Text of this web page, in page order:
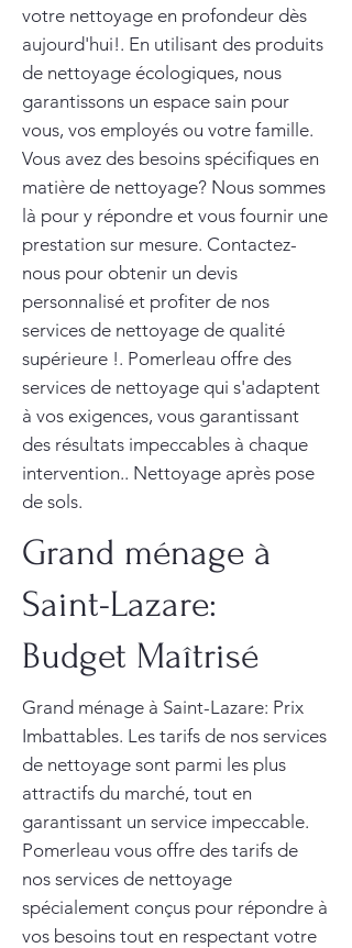
votre nettoyage en profondeur dès
aujourd'hui!. En utilisant des produits
de nettoyage écologiques, nous
garantissons un espace sain pour
vous, vos employés ou votre famille.
Vous avez des besoins spécifiques en
matière de nettoyage? Nous sommes
là pour y répondre et vous fournir une
prestation sur mesure. Contactez-
nous pour obtenir un devis
personnalisé et profiter de nos
services de nettoyage de qualité
supérieure !. Pomerleau offre des
services de nettoyage qui s'adaptent
à vos exigences, vous garantissant
des résultats impeccables à chaque
intervention.. Nettoyage après pose
de sols.
Grand ménage à
Saint-Lazare:
Budget Maîtrisé
Grand ménage à Saint-Lazare: Prix
Imbattables. Les tarifs de nos services
de nettoyage sont parmi les plus
attractifs du marché, tout en
garantissant un service impeccable.
Pomerleau vous offre des tarifs de
nos services de nettoyage
spécialement conçus pour répondre à
vos besoins tout en respectant votre